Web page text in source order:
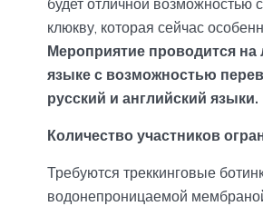
клюкву, которая сейчас
Мероприятие проводится
языке с возможностью
русский и английский языки.
Количество участников
Требуются треккинговые
водонепроницаемой